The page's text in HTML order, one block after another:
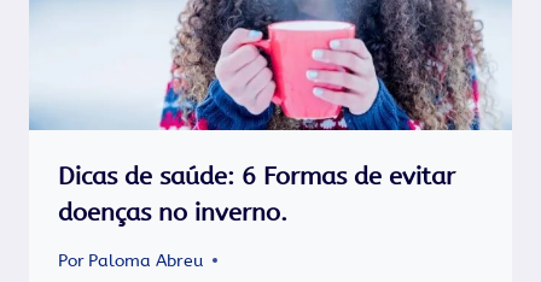
Dicas de saúde: 6 Formas de evitar
doenças no inverno.
Por Paloma Abreu